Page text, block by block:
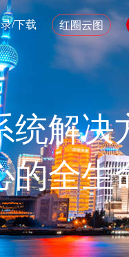
/下载 红圈云图
解
全